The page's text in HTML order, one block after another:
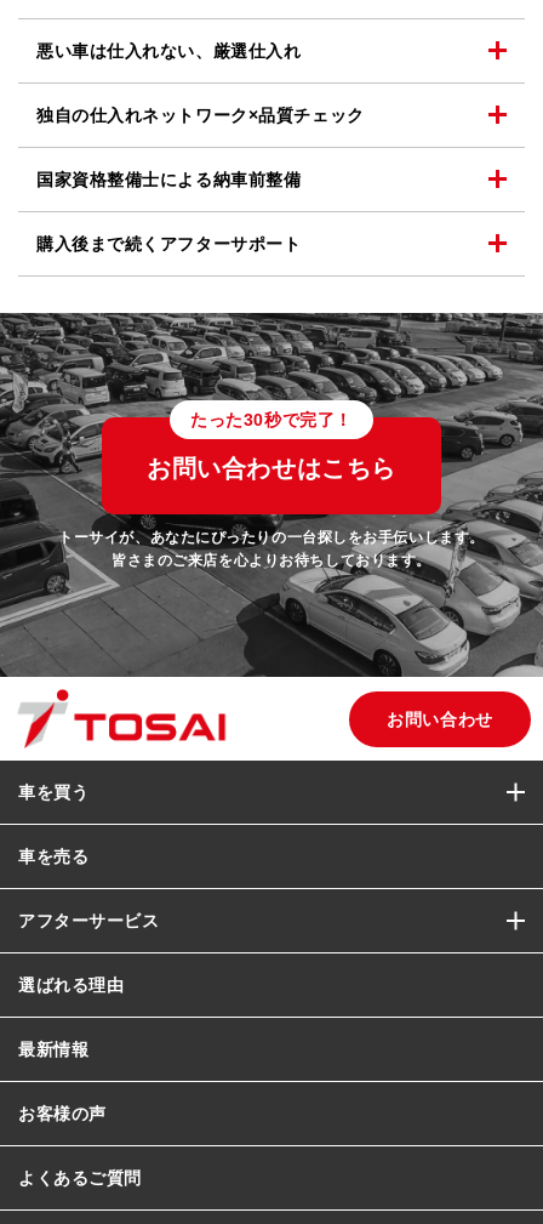
悪い車は仕入れない、 厳選仕入れ
独自の仕入れネットワーク×品質チェック
国家資格整備士による納車前整備
購入後まで続く アフターサポート
たった30秒で完了！
お問い合わせはこちら
トーサイが、あなたにぴったりの一台探しをお手伝いします。
皆さまのご来店を心よりお待ちしております。
お問い合わせ
車を買う
車を売る
アフターサービス
選ばれる理由
最新情報
お客様の声
よくあるご質問